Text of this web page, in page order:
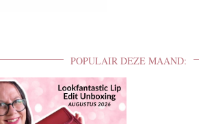
POPULAIR DEZE MAAND: